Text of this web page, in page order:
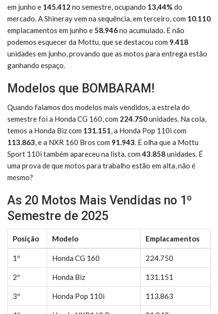
em junho e 145.412 no semestre, ocupando 13,44% do
mercado. A Shineray vem na sequência, em terceiro, com 10.110
emplacamentos em junho e58.946no acumulado. E não
podemos esquecer da Mottu, que se destacou com 9.418
unidades em junho, provando que as motos para entrega estão
ganhando espaço.
Modelos que BOMBARAM!
Quando falamos dos modelos mais vendidos, a estrela do
semestre foi a Honda CG 160, com 224.750unidades. Na cola,
temos a Honda Biz com 131.151, a Honda Pop 110i com
113.863, e a NXR 160 Bros com 91.943. E olha que a Mottu
Sport 110i também apareceu na lista, com43.858unidades. É
uma prova de que motos para trabalho estão em alta, não é
mesmo?
As 20 Motos Mais Vendidas no 1º
Semestre de 2025
Posição Modelo Emplacamentos
1º Honda CG 160 224.750
2º Honda Biz 131.151
3º Honda Pop 110i 113.863